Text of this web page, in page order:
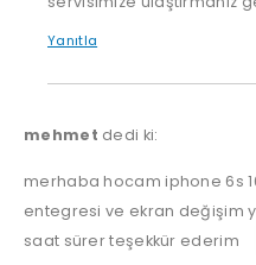
Yanıtla
mehmet dedi ki:
merhaba hocam iphone 6s
entegresi ve ekran değişim
saat sürer teşekkür ederim